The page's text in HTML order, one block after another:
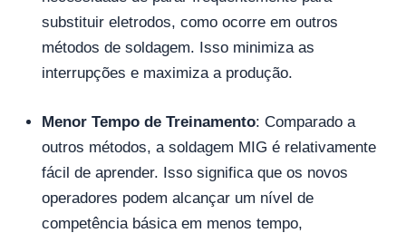
substituir eletrodos, como ocorre em outros
métodos de soldagem. Isso minimiza as
interrupções e maximiza a produção.
Menor Tempo de Treinamento: Comparado a
outros métodos, a soldagem MIG é relativamente
fácil de aprender. Isso significa que os novos
operadores podem alcançar um nível de
competência básica em menos tempo,